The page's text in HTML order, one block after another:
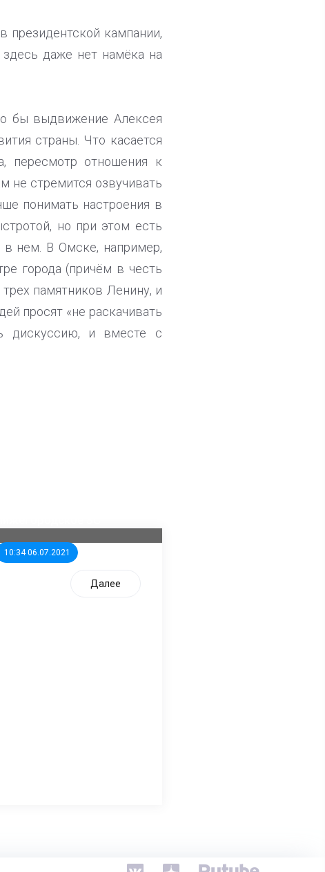
президентской кампании,
даже нет намёка на
бы выдвижение Алексея
страны. Что касается
пересмотр отношения к
не стремится озвучивать
понимать настроения в
но при этом есть
нем. В Омске, например,
города (причём в честь
памятников Ленину, и
просят «не раскачивать
дискуссию, и вместе с
10:34 06.07.2021
Далее